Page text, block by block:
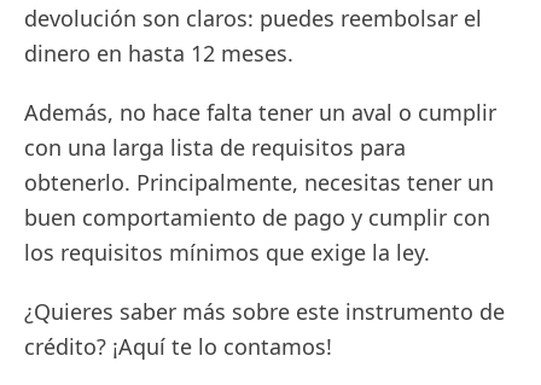
devolución son claros: puedes reembolsar el
dinero en hasta 12 meses.
Además, no hace falta tener un aval o cumplir
con una larga lista de requisitos para
obtenerlo. Principalmente, necesitas tener un
buen comportamiento de pago y cumplir con
los requisitos mínimos que exige la ley.
¿Quieres saber más sobre este instrumento de
crédito? ¡Aquí te lo contamos!